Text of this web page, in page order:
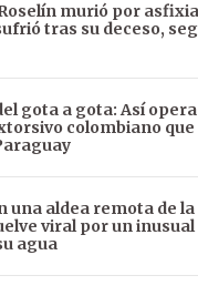
murió por
tras su deceso,
gota a gota: Así
colombiano que
una aldea remota de la
viral por un inusual
agua